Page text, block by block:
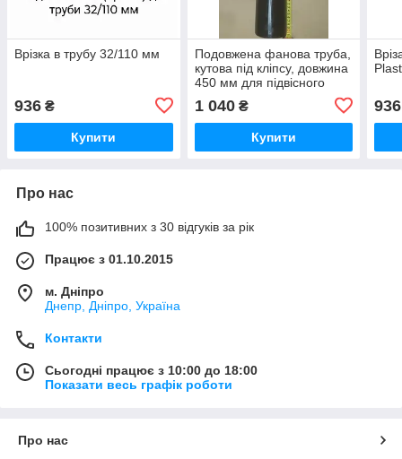
Врізка в трубу 32/110 мм
936 ₴
Купити
Подовжена фанова труба,
кутова під кліпсу, довжина
450 мм для підвісного
1 040₴
Купити
936
Про нас
100% позитивних з 30 відгуків за рік
Працює з 01.10.2015
м. Дніпро
Днепр, Дніпро, Україна
Контакти
Сьогодні працює з 10:00 до 18:00
Показати весь графік роботи
Про нас